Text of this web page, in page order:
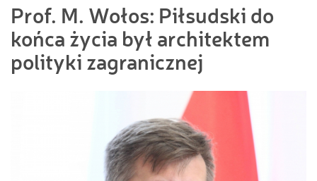
Prof. M. Wołos: Piłsudski do
końca życia był architektem
polityki zagranicznej